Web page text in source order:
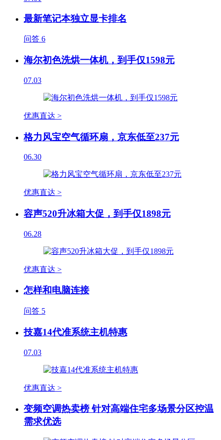
最新笔记本独立显卡排名
问答 6
海尔初色洗烘一体机，到手仅1598元
07.03
优惠直达 >
格力风宝空气循环扇，京东低至237元
06.30
优惠直达 >
容声520升冰箱大促，到手仅1898元
06.28
优惠直达 >
怎样和电脑连接
问答 5
技嘉14代准系统主机特惠
07.03
优惠直达 >
变频空调热卖榜 针对高端住宅多场景分区控温
需求优选